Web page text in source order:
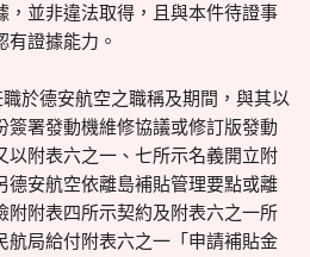
，並非違法取得，且與本件待證事
認有證據能力。
於德安航空之職稱及期間，與其以
簽署發動機維修協議或修訂版發動
以附表六之一、七所示名義開立附
德安航空依離島補貼管理要點或離
附附表四所示契約及附表六之一所
航局給付附表六之一「申請補貼金